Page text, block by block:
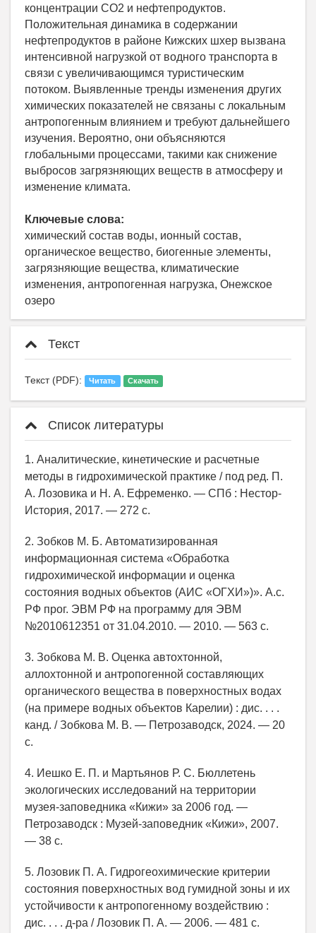
концентрации СО2 и нефтепродуктов.
Положительная динамика в содержании
нефтепродуктов в районе Кижских шхер вызвана
интенсивной нагрузкой от водного транспорта в
связи с увеличивающимся туристическим
потоком. Выявленные тренды изменения других
химических показателей не связаны с локальным
антропогенным влиянием и требуют дальнейшего
изучения. Вероятно, они объясняются
глобальными процессами, такими как снижение
выбросов загрязняющих веществ в атмосферу и
изменение климата.
Ключевые слова:
химический состав воды, ионный состав,
органическое вещество, биогенные элементы,
загрязняющие вещества, климатические
изменения, антропогенная нагрузка, Онежское
озеро
Текст
Текст (PDF): Читать Скачать
Список литературы
1. Аналитические, кинетические и расчетные
методы в гидрохимической практике / под ред. П.
А. Лозовика и Н. А. Ефременко. — СПб : Нестор-
История, 2017. — 272 с.
2. Зобков М. Б. Автоматизированная
информационная система «Обработка
гидрохимической информации и оценка
состояния водных объектов (АИС «ОГХИ»)». А.с.
РФ прог. ЭВМ РФ на программу для ЭВМ
№2010612351 от 31.04.2010. — 2010. — 563 с.
3. Зобкова М. В. Оценка автохтонной,
аллохтонной и антропогенной составляющих
органического вещества в поверхностных водах
(на примере водных объектов Карелии) : дис. . . .
канд. / Зобкова М. В. — Петрозаводск, 2024. — 20
с.
4. Иешко Е. П. и Мартьянов Р. С. Бюллетень
экологических исследований на территории
музея-заповедника «Кижи» за 2006 год. —
Петрозаводск : Музей-заповедник «Кижи», 2007.
— 38 с.
5. Лозовик П. А. Гидрогеохимические критерии
состояния поверхностных вод гумидной зоны и их
устойчивости к антропогенному воздействию :
дис. . . . д-ра / Лозовик П. А. — 2006. — 481 с.